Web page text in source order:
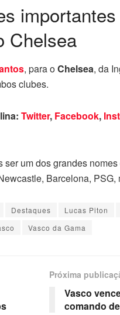
Chelsea
, para oChelsea, da
clubes.
Twitter, Facebook,
um dos grandes
Barcelona,
Destaques Lucas Piton
Vasco da Gama
Próxima
Vasco
comando